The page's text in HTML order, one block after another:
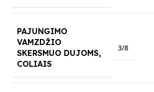
PAJUNGIMO
VAMZDŽIO
SKERSMUO DUJOMS,
COLIAIS
3/8